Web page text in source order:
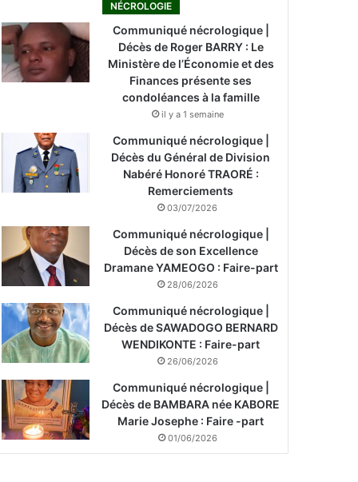
NÉCROLOGIE
Communiqué nécrologique |
Décès de Roger BARRY : Le
Ministère de l’Économie et des
Finances présente ses
condoléances à la famille
il y a 1 semaine
Communiqué nécrologique |
Décès du Général de Division
Nabéré Honoré TRAORÉ :
Remerciements
03/07/2026
Communiqué nécrologique |
Décès de son Excellence
Dramane YAMEOGO : Faire-part
28/06/2026
Communiqué nécrologique |
Décès de SAWADOGO BERNARD
WENDIKONTE : Faire-part
26/06/2026
Communiqué nécrologique |
Décès de BAMBARA née KABORE
Marie Josephe : Faire -part
01/06/2026